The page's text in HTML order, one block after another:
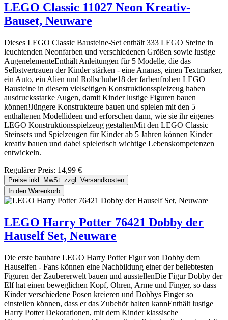
LEGO Classic 11027 Neon Kreativ-
Bauset, Neuware
Dieses LEGO Classic Bausteine-Set enthält 333 LEGO Steine in
leuchtenden Neonfarben und verschiedenen Größen sowie lustige
AugenelementeEnthält Anleitungen für 5 Modelle, die das
Selbstvertrauen der Kinder stärken - eine Ananas, einen Textmarker,
ein Auto, ein Alien und Rollschuhe18 der farbenfrohen LEGO
Bausteine in diesem vielseitigen Konstruktionsspielzeug haben
ausdrucksstarke Augen, damit Kinder lustige Figuren bauen
können!Jüngere Konstrukteure bauen und spielen mit den 5
enthaltenen Modellideen und erforschen dann, wie sie ihr eigenes
LEGO Konstruktionsspielzeug gestaltenMit den LEGO Classic
Steinsets und Spielzeugen für Kinder ab 5 Jahren können Kinder
kreativ bauen und dabei spielerisch wichtige Lebenskompetenzen
entwickeln.
Regulärer Preis: 14,99 €
Preise inkl. MwSt. zzgl. Versandkosten
In den Warenkorb
LEGO Harry Potter 76421 Dobby der
Hauself Set, Neuware
Die erste baubare LEGO Harry Potter Figur von Dobby dem
Hauselfen - Fans können eine Nachbildung einer der beliebtesten
Figuren der Zaubererwelt bauen und ausstellenDie Figur Dobby der
Elf hat einen beweglichen Kopf, Ohren, Arme und Finger, so dass
Kinder verschiedene Posen kreieren und Dobbys Finger so
einstellen können, dass er das Zubehör halten kannEnthält lustige
Harry Potter Dekorationen, mit dem Kinder klassische